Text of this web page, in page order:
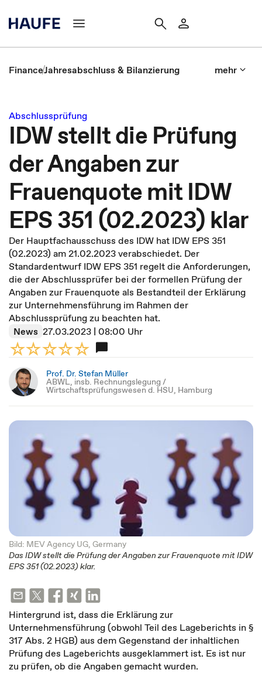
FinanceJahresabschluss & Bilanzierung mehr
Abschlussprüfung
IDW stellt die Prüfung
der Angaben zur
Frauenquote mit IDW
EPS 351 (02.2023) klar
Der Hauptfachausschuss des IDW hat IDW EPS 351
(02.2023) am 21.02.2023 verabschiedet. Der
Standardentwurf IDW EPS 351 regelt die Anforderungen,
die der Abschlussprüfer bei der formellen Prüfung der
Angaben zur Frauenquote als Bestandteil der Erklärung
zur Unternehmensführung im Rahmen der
Abschlussprüfung zu beachten hat.
News 27.03.2023 | 08:00 Uhr
Prof. Dr. Stefan Müller
ABWL, insb. Rechnungslegung /
Wirtschaftsprüfungswesen d. HSU, Hamburg
Bild: MEV Agency UG, Germany
Das IDW stellt die Prüfung der Angaben zur Frauenquote mit IDW
EPS 351 (02.2023) klar.
Hintergrund ist, dass die Erklärung zur
Unternehmensführung (obwohl Teil des Lageberichts in §
317 Abs. 2 HGB) aus dem Gegenstand der inhaltlichen
Prüfung des Lageberichts ausgeklammert ist. Es ist nur
zu prüfen, ob die Angaben gemacht wurden.